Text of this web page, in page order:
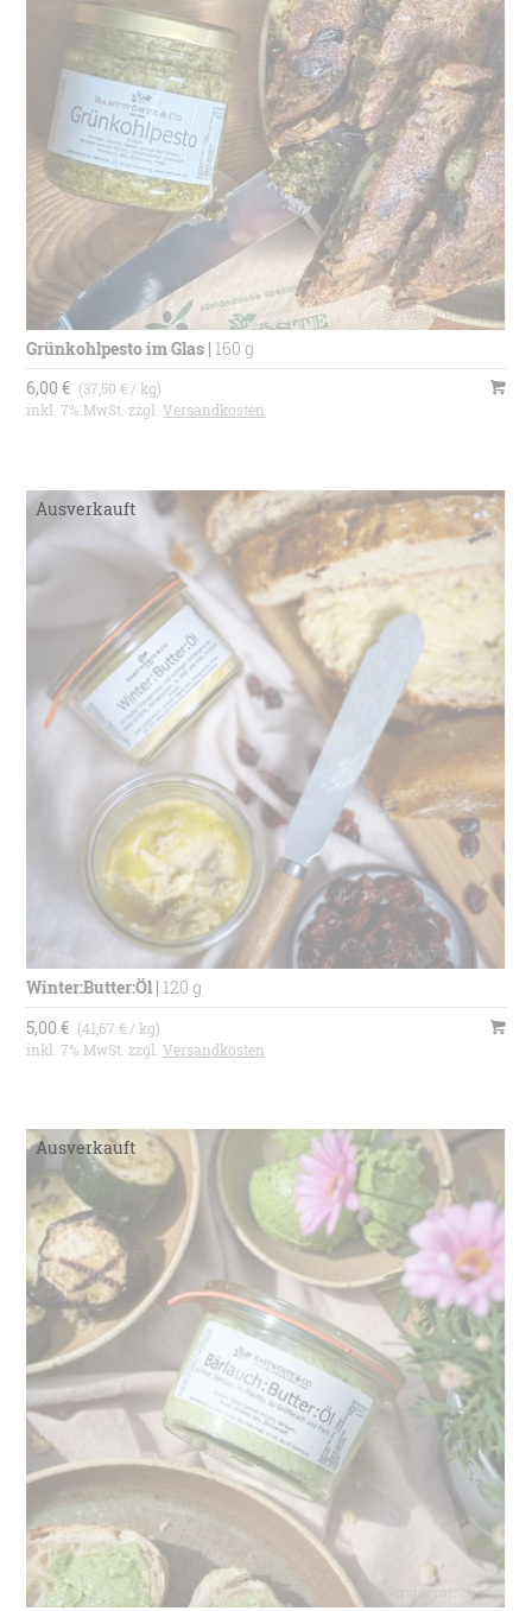
Grünkohlpesto im Glas | 160 g
6,00 € (37,50 € / kg)
inkl. 7% MwSt. zzgl.Versandkosten
Winter:Butter:Öl| 120 g
5,00 € (41,67 € / kg)
inkl. 7% MwSt. zzgl.Versandkosten